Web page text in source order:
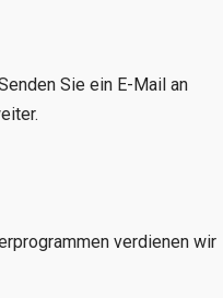
Sie ein E-Mail an
verdienen wir